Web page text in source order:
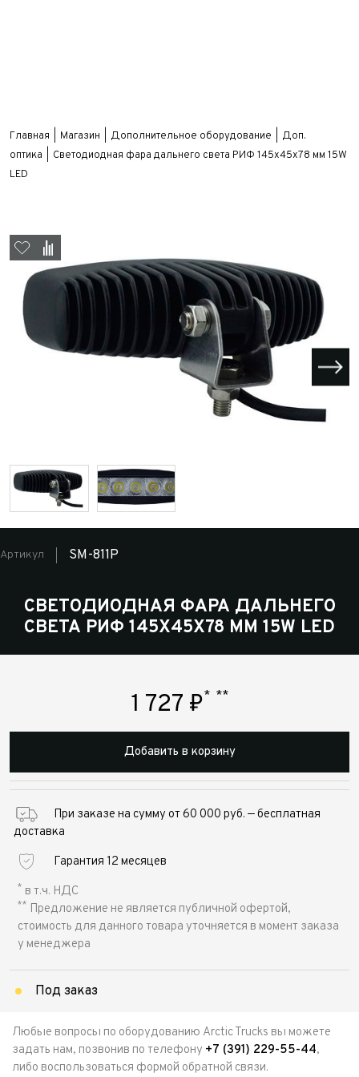
Главная Магазин Дополнительное оборудование
Доп.
оптика
Светодиодная фара дальнего света РИФ 145х45х78 мм 15W
LED
Артикул SM-811P
СВЕТОДИОДНАЯ ФАРА ДАЛЬНЕГО
СВЕТА РИФ 145Х45Х78 ММ 15W LED
1 727 ₽* **
Добавить в корзину
При заказе на сумму от 60 000 руб. — бесплатная
доставка
Гарантия 12 месяцев
* в т.ч. НДС
** Предложение не является публичной офертой,
стоимость для данного товара уточняется в момент заказа
у менеджера
Под заказ
Любые вопросы по оборудованию Arctic Trucks вы можете
задать нам, позвонив по телефону +7 (391) 229-55-44,
либо воспользоваться формой обратной связи.